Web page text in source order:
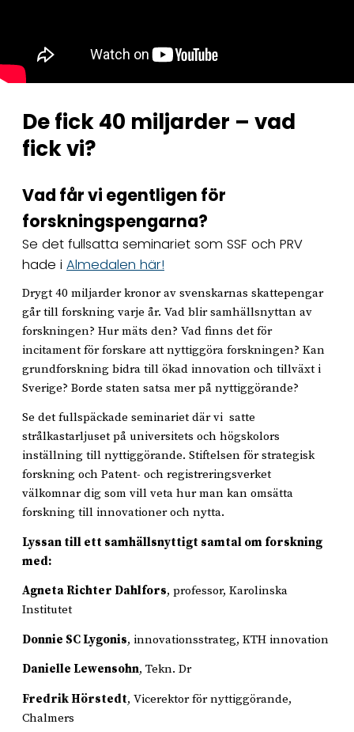
De fick 40 miljarder – vad
fick vi?
Vad får vi egentligen för
forskningspengarna?
Se det fullsatta seminariet som SSF och PRV
hade i Almedalen här!
Drygt 40 miljarder kronor av svenskarnas skattepengar
går till forskning varje år. Vad blir samhällsnyttan av
forskningen? Hur mäts den? Vad finns det för
incitament för forskare att nyttiggöra forskningen? Kan
grundforskning bidra till ökad innovation och tillväxt i
Sverige? Borde staten satsa mer på nyttiggörande?
Se det fullspäckade seminariet där vi satte
strålkastarljuset på universitets och högskolors
inställning till nyttiggörande. Stiftelsen för strategisk
forskning och Patent- och registreringsverket
välkomnar dig som vill veta hur man kan omsätta
forskning till innovationer och nytta.
Lyssan till ett samhällsnyttigt samtal om forskning
med:
Agneta Richter Dahlfors, professor, Karolinska
Institutet
Donnie SC Lygonis, innovationsstrateg, KTH innovation
Danielle Lewensohn, Tekn. Dr
Fredrik Hörstedt, Vicerektor för nyttiggörande,
Chalmers